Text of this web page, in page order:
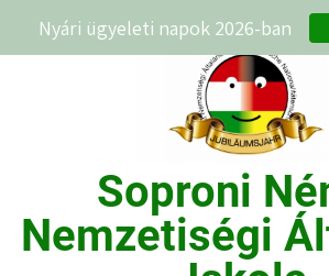
Soproni
Nemzetiségi
Nyári ügyeleti napok 2026-ban